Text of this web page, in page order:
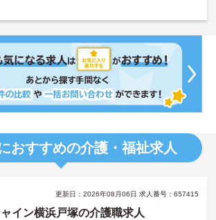
おすすめの介護・福祉求人
更新日：2026年08月06日 求人番号：657415
イン横浜戸塚の介護職求人